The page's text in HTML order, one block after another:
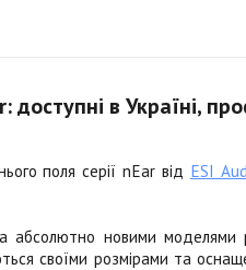
доступні в Україні,
поля серії nEar від ESI
абсолютно новими моделями
своїми розмірами та